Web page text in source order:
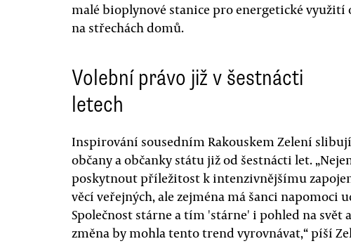
malé bioplynové stanice pro energetické využití
na střechách domů.
Volební právo již v šestnácti
letech
Inspirování sousedním Rakouskem Zelení
občany a občanky státu již od šestnácti let.
poskytnout příležitost k intenzivnějšímu
věcí veřejných, ale zejména má šanci napomoci
Společnost stárne a tím 'stárne' i pohled na svět
změna by mohla tento trend vyrovnávat,“ píší